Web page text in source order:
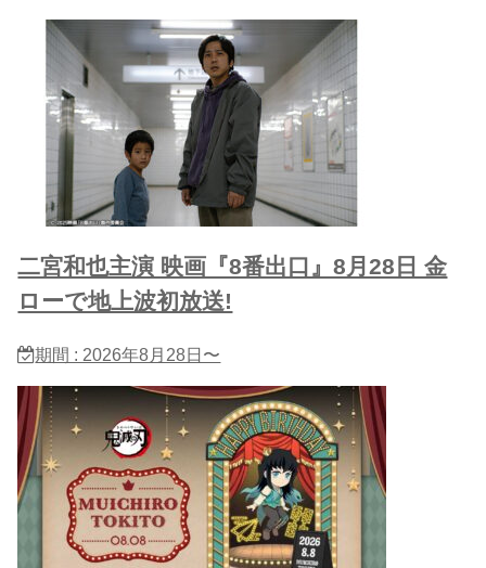
二宮和也主演 映画『8番出口』8月28日 金
ローで地上波初放送!
期間 : 2026年8月28日〜